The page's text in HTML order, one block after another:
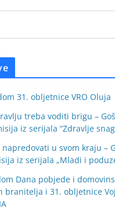
31. obljetnice VRO Oluja
treba voditi brigu –
iz serijala “Zdravlje
u svom kraju –
iz serijala „Mladi i
Dana pobjede i
branitelja i 31. obljetnice